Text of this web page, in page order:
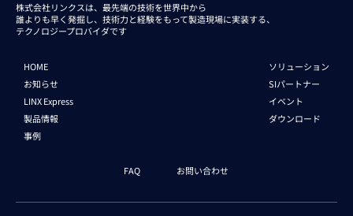
株式会社リンクスは、最先端の技術を世界中から
誰よりも早く発掘し、技術力と経験をもって製造現場に実装する、
テクノロジープロバイダです
HOME
お知らせ
LINX Express
製品情報
事例
ソリューション
SIパートナー
イベント
ダウンロード
FAQ お問い合わせ